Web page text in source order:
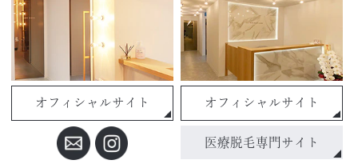
オフィシャルサイト オフィシャルサイト
医療脱毛専門サイト